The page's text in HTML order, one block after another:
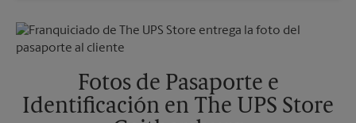
Lunes
6:00 PM
Martes
6:00 PM
Fotos de Pasaporte e
Identificación en The UPS Store